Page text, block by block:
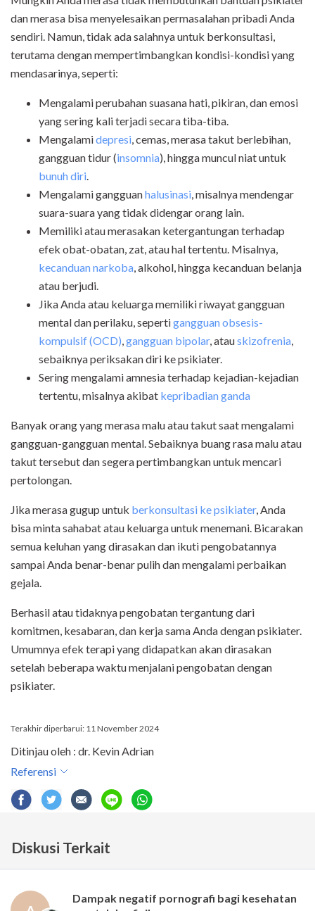
dan merasa bisa menyelesaikan permasalahan pribadi Anda
sendiri. Namun, tidak ada salahnya untuk berkonsultasi,
terutama dengan mempertimbangkan kondisi-kondisi yang
mendasarinya, seperti:
Mengalami perubahan suasana hati, pikiran, dan emosi
yang sering kali terjadi secara tiba-tiba.
Mengalamidepresi, cemas, merasa takut berlebihan,
gangguan tidur (insomnia), hingga muncul niat untuk
bunuh diri.
Mengalami gangguanhalusinasi, misalnya mendengar
suara-suara yang tidak didengar orang lain.
Memiliki atau merasakan ketergantungan terhadap
efek obat-obatan, zat, atau hal tertentu. Misalnya,
kecanduan narkoba, alkohol, hingga kecanduan belanja
atau berjudi.
Jika Anda atau keluarga memiliki riwayat gangguan
mental dan perilaku, sepertigangguan obsesis-
kompulsif (OCD),gangguan bipolar, atauskizofrenia,
sebaiknya periksakan diri ke psikiater.
Sering mengalami amnesia terhadap kejadian-kejadian
tertentu, misalnya akibat kepribadian ganda
Banyak orang yang merasa malu atau takut saat mengalami
gangguan-gangguan mental. Sebaiknya buang rasa malu atau
takut tersebut dan segera pertimbangkan untuk mencari
pertolongan.
Jika merasa gugup untuk berkonsultasi ke psikiater, Anda
bisa minta sahabat atau keluarga untuk menemani. Bicarakan
semua keluhan yang dirasakan dan ikuti pengobatannya
sampai Anda benar-benar pulih dan mengalami perbaikan
gejala.
Berhasil atau tidaknya pengobatan tergantung dari
komitmen, kesabaran, dan kerja sama Anda dengan psikiater.
Umumnya efek terapi yang didapatkan akan dirasakan
setelah beberapa waktu menjalani pengobatan dengan
psikiater.
Terakhir diperbarui: 11 November 2024